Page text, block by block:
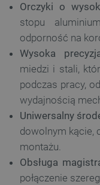
Orczyki o
stopu
odporność na
Wysoka
miedzi i stali,
podczas pracy,
wydajnością
Uniwersalny
dowolnym kącie,
montażu.
Obsługa
połączenie